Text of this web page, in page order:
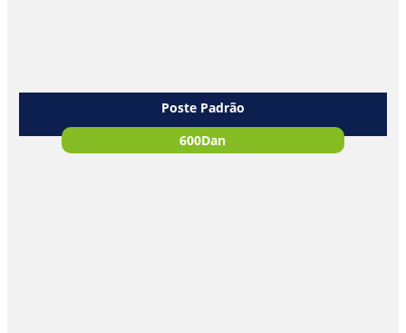
Poste Padrão
600Dan